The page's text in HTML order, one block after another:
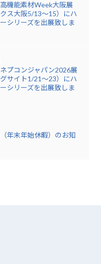
高機能素材Week大阪展
クス大阪5/13～15）にハ
シリーズを出展致しま
ネプコンジャパン2026展
グサイト1/21～23）にハ
シリーズを出展致しま
年末年始休暇）のお知